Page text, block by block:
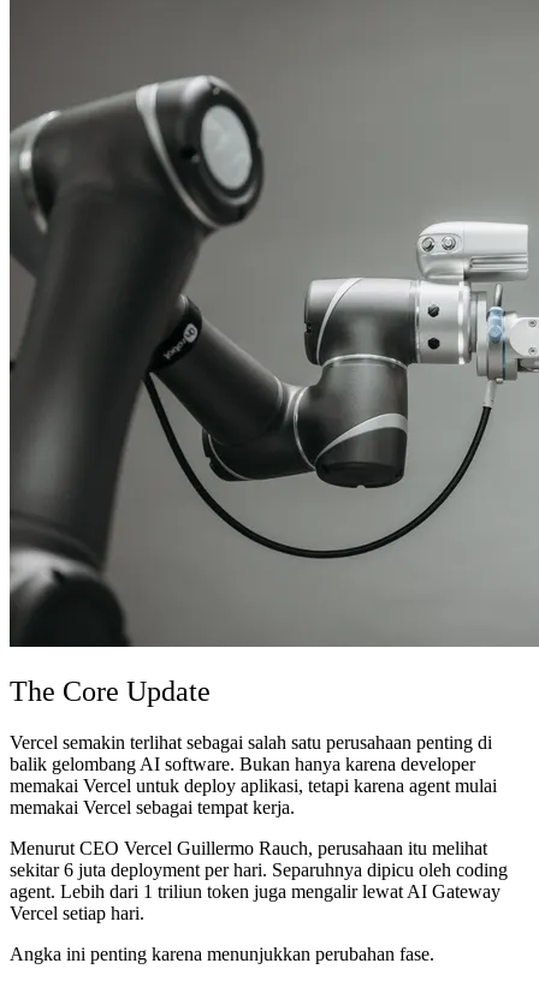
The Core Update
Vercel semakin terlihat sebagai salah satu perusahaan penting di
balik gelombang AI software. Bukan hanya karena developer
memakai Vercel untuk deploy aplikasi, tetapi karena agent mulai
memakai Vercel sebagai tempat kerja.
Menurut CEO Vercel Guillermo Rauch, perusahaan itu melihat
sekitar 6 juta deployment per hari. Separuhnya dipicu oleh coding
agent. Lebih dari 1 triliun token juga mengalir lewat AI Gateway
Vercel setiap hari.
Angka ini penting karena menunjukkan perubahan fase.